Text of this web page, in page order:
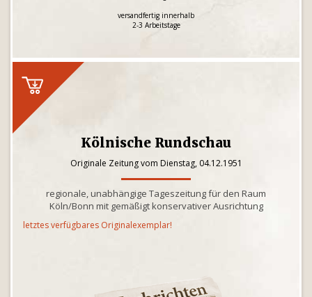
versandfertig innerhalb
2-3 Arbeitstage
Kölnische Rundschau
Originale Zeitung vom Dienstag, 04.12.1951
regionale, unabhängige Tageszeitung für den Raum
Köln/Bonn mit gemäßigt konservativer Ausrichtung
letztes verfügbares Originalexemplar!